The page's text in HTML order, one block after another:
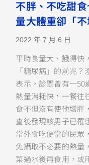
不胖、不吃甜
量大體重卻「
2022 年 7 月 6 日
平時食量大、餓得快
「糖尿病」的前兆
表示，診間曾有一50
熱量消耗快，一餐往
食不但沒有使他增胖
查後發現該男子已罹
常外食吃便當的民眾
免攝取不必要的熱量
菜過水後再食用，或